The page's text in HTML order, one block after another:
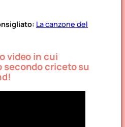
La canzone del
video in cui
criceto su